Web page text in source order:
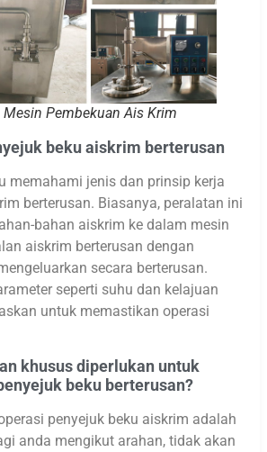
Pembekuan Ais Krim
beku aiskrim berterusan
memahami jenis dan prinsip kerja
berterusan. Biasanya, peralatan ini
bahan aiskrim ke dalam mesin
aiskrim berterusan dengan
secara berterusan.
seperti suhu dan kelajuan
untuk memastikan operasi
khusus diperlukan untuk
beku berterusan?
penyejuk beku aiskrim adalah
anda mengikut arahan, tidak akan